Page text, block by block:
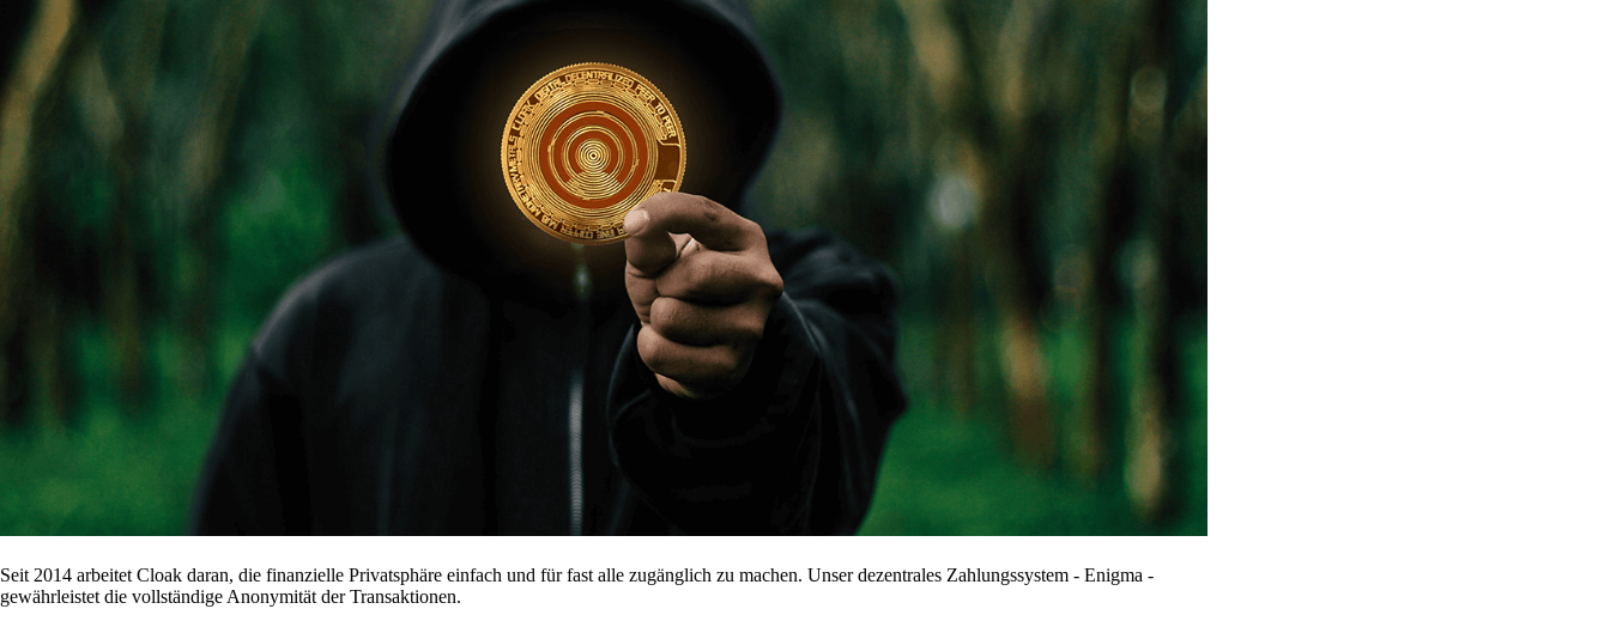
Seit 2014 arbeitet Cloak daran, die finanzielle Privatsphäre einfach und für fast alle zugänglich zu machen. Unser dezentrales Zahlungssystem - Enigma -
gewährleistet die vollständige Anonymität der Transaktionen.